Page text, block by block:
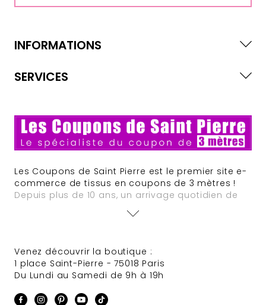
Les Coupons de Saint Pierre est le premier site e-
commerce de tissus en coupons de 3 mètres !
Depuis plus de 10 ans, un arrivage quotidien de
toute concurrence animent régulièrement le site
leur apparition.
Venez découvrir la boutique :
1 place Saint-Pierre - 75018 Paris
Du Lundi au Samedi de 9h à 19h
INFORMATIONS
SERVICES